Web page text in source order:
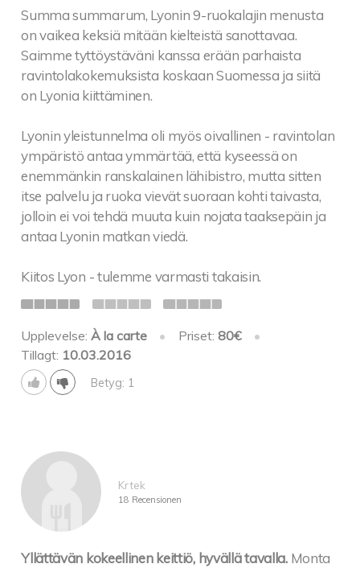
Summa summarum, Lyonin 9-ruokalajin menusta
on vaikea keksiä mitään kielteistä sanottavaa.
Saimme tyttöystäväni kanssa erään parhaista
ravintolakokemuksista koskaan Suomessa ja siitä
on Lyonia kiittäminen.
Lyonin yleistunnelma oli myös oivallinen - ravintolan
ympäristö antaa ymmärtää, että kyseessä on
enemmänkin ranskalainen lähibistro, mutta sitten
itse palvelu ja ruoka vievät suoraan kohti taivasta,
jolloin ei voi tehdä muuta kuin nojata taaksepäin ja
antaa Lyonin matkan viedä.
Kiitos Lyon - tulemme varmasti takaisin.
Upplevelse:À la carte • Priset: 80€
•
Tillagt: 10.03.2016
Betyg: 1
Krtek
18 Recensionen
Yllättävän kokeellinen keittiö, hyvällä tavalla. Monta